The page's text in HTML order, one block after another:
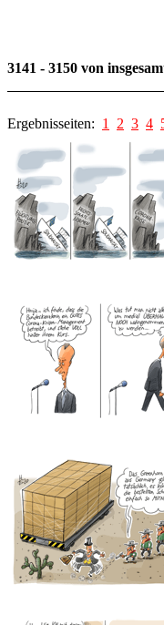
3141 - 3150 von
Ergebnisseiten: 1 2 3 4